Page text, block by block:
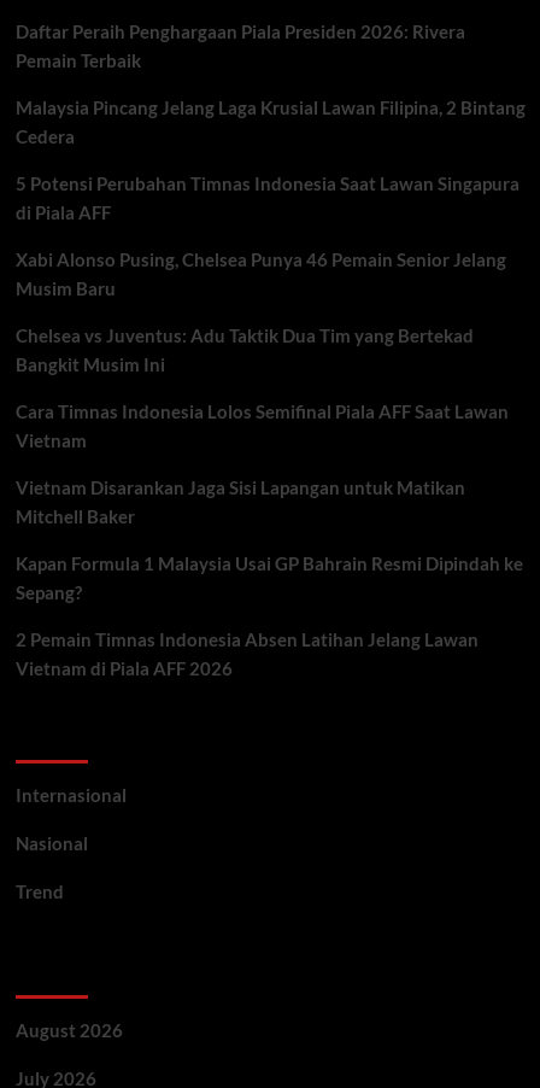
vs
Thailand
Sarat
Daftar Peraih Penghargaan Piala Presiden 2026: Rivera
Pemain Terbaik
Malaysia Pincang Jelang Laga Krusial Lawan Filipina, 2 Bintang
Cedera
5 Potensi Perubahan Timnas Indonesia Saat Lawan Singapura
di Piala AFF
Xabi Alonso Pusing, Chelsea Punya 46 Pemain Senior Jelang
Musim Baru
Chelsea vs Juventus: Adu Taktik Dua Tim yang Bertekad
Bangkit Musim Ini
Cara Timnas Indonesia Lolos Semifinal Piala AFF Saat Lawan
Vietnam
Vietnam Disarankan Jaga Sisi Lapangan untuk Matikan
Mitchell Baker
Kapan Formula 1 Malaysia Usai GP Bahrain Resmi Dipindah ke
Sepang?
2 Pemain Timnas Indonesia Absen Latihan Jelang Lawan
Vietnam di Piala AFF 2026
Internasional
Nasional
Trend
August 2026
July 2026